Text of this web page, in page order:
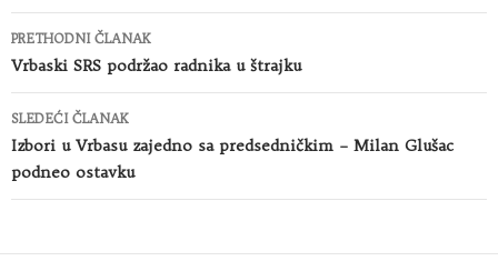
Kretanje
članaka
PRETHODNI ČLANAK
Vrbaski SRS podržao radnika u štrajku
SLEDEĆI ČLANAK
Izbori u Vrbasu zajedno sa predsedničkim – Milan Glušac
podneo ostavku